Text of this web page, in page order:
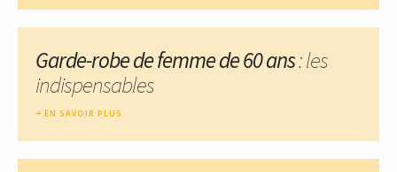
Garde-robe de femme de 60 ans: les
indispensables
EN SAVOIR PLUS